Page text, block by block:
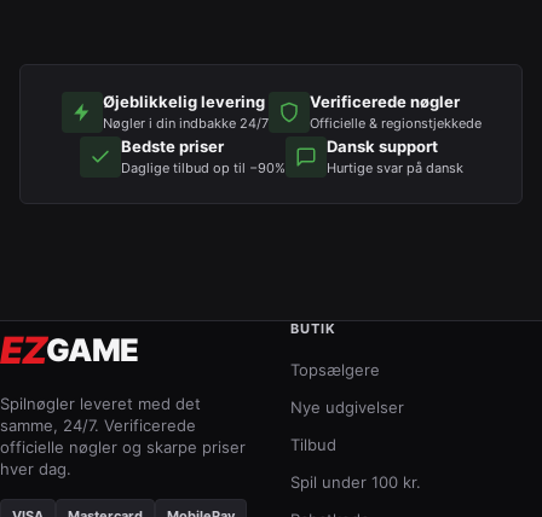
Øjeblikkelig levering
Nøgler i din indbakke 24/7
Verificerede nøgler
Officielle & regionstjekkede
Bedste priser
Daglige tilbud op til −90%
Dansk support
Hurtige svar på dansk
EZGAME
Spilnøgler leveret med det
samme, 24/7. Verificerede
officielle nøgler og skarpe priser
hver dag.
BUTIK
Topsælgere
Nye udgivelser
Tilbud
Spil under 100 kr.